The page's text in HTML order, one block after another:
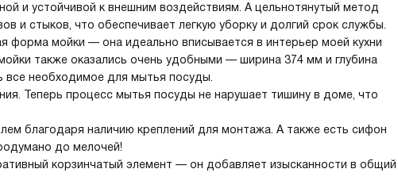
и устойчивой к внешним воздействиям. А цельнотянутый метод
и стыков, что обеспечивает легкую уборку и долгий срок службы.
форма мойки — она идеально вписывается в интерьер моей кухни
также оказались очень удобными — ширина 374 мм и глубина
необходимое для мытья посуды.
Теперь процесс мытья посуды не нарушает тишину в доме, что
благодаря наличию креплений для монтажа. А также есть сифон
до мелочей!
корзинчатый элемент — он добавляет изысканности в общий